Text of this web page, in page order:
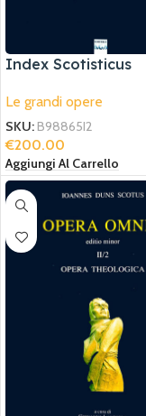
Index Scotisticus
Le grandi opere
SKU: B98865I2
€200.00
Aggiungi Al Carrello